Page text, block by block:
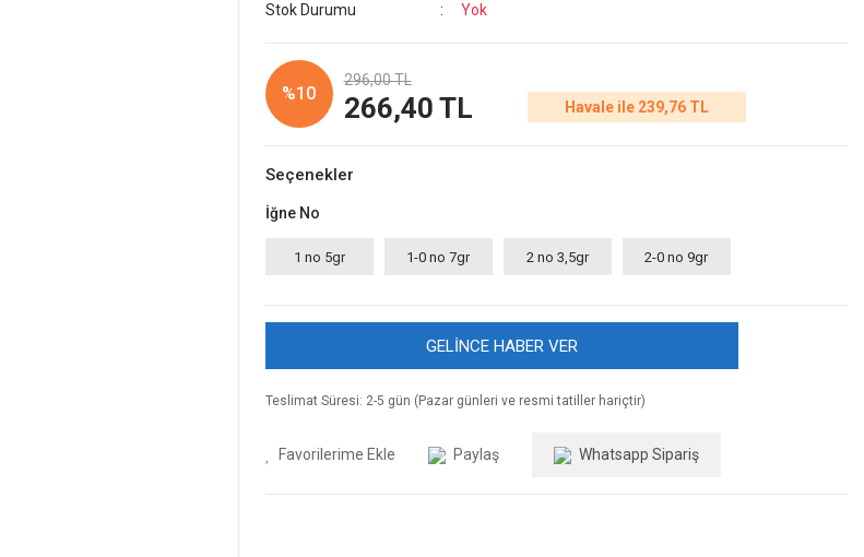
Stok Durumu
Yok
%10
296,00 TL
266,40 TL Havale ile 239,76 TL
Seçenekler
İğne No
1 no 5gr 1-0 no 7gr 2 no 3,5gr 2-0 no 9gr
GELİNCE HABER VER
Teslimat Süresi: 2-5 gün (Pazar günleri ve resmi tatiller hariçtir)
Paylaş Whatsapp Sipariş